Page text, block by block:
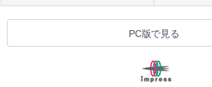
PC版で見る